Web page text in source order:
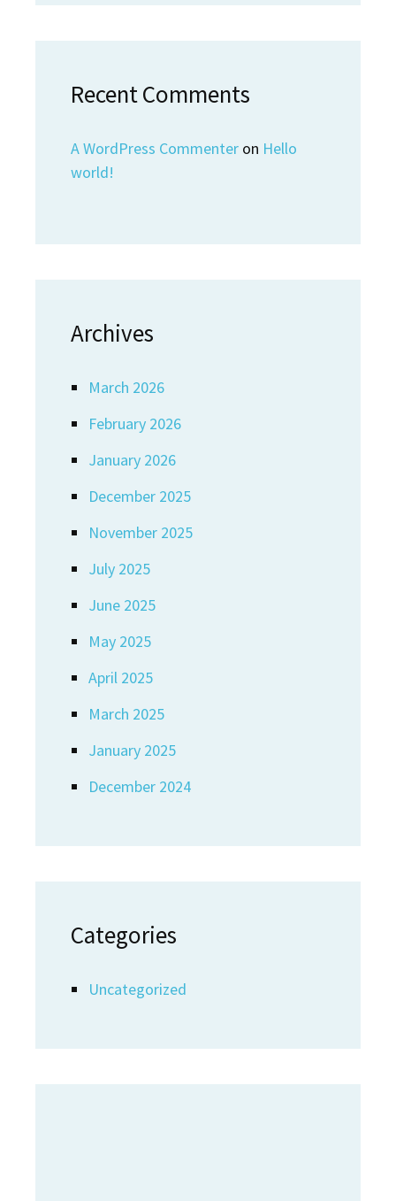
Recent Comments
A WordPress Commenter on Hello
world!
Archives
March 2026
February 2026
January 2026
December 2025
November 2025
July 2025
June 2025
May 2025
April 2025
March 2025
January 2025
December 2024
Categories
Uncategorized